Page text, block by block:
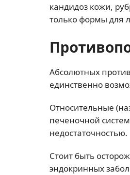
кандидоз кожи,
только формы для
Абсолютных
единственно
Относительные
печеночной
недостаточностью.
Стоит быть
эндокринных